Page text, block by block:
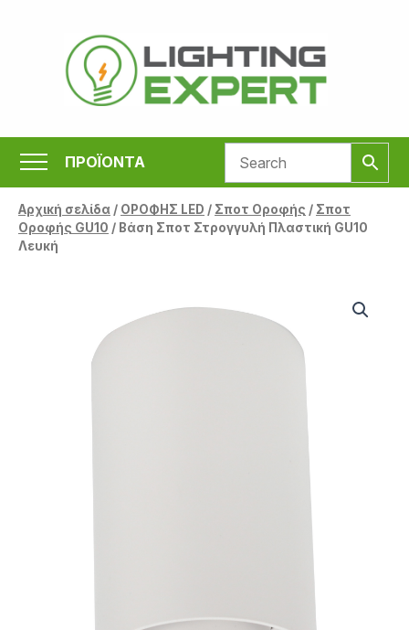
περιεχόμενο
ΠΡΟΪΟΝΤΑ
Αρχική σελίδα/ ΟΡΟΦΗΣ LED / Σποτ Οροφής / Σποτ
Οροφής GU10 / Βάση Σποτ Στρογγυλή Πλαστική GU10
Λευκή